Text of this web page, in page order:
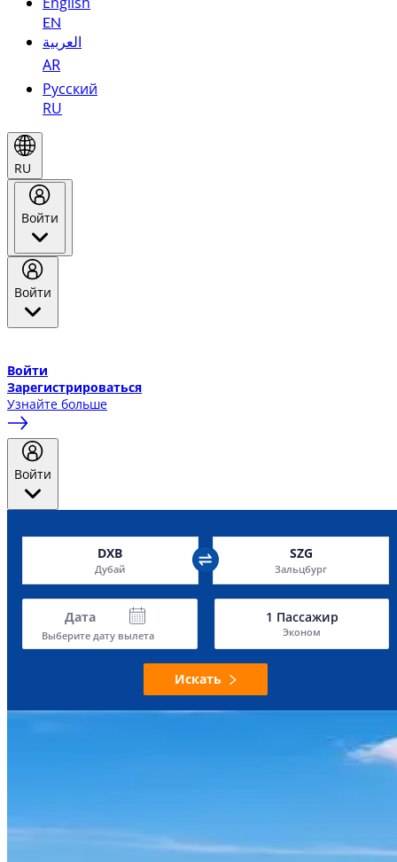
EN
العربية
AR
Русский
RU
RU
Войти
Войти
Войти
Зарегистрироваться
Узнайте больше
Войти
DXB
Дубай
SZG
Зальцбург
Дата
Выберите дату вылета
1 Пассажир
Эконом
Искать